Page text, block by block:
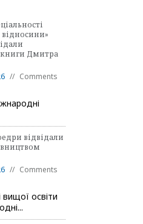
книги Дмитра
Comments
відвідали
Comments
освіти